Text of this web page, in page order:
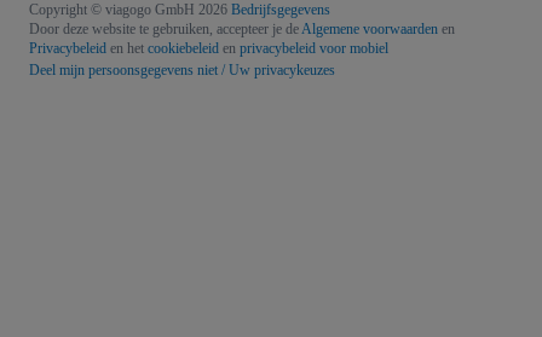
Copyright © viagogo GmbH 2026 Bedrijfsgegevens
Door deze website te gebruiken, accepteer je deAlgemene voorwaarden en
Privacybeleid en het cookiebeleid en privacybeleid voor mobiel
Deel mijn persoonsgegevens niet / Uw privacykeuzes